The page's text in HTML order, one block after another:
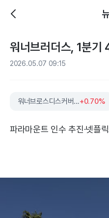
워너브러더스, 1분
2026.05.07 09:15
워너브로스디스커버리+0.70%
파라마운트 인수 추진·넷플